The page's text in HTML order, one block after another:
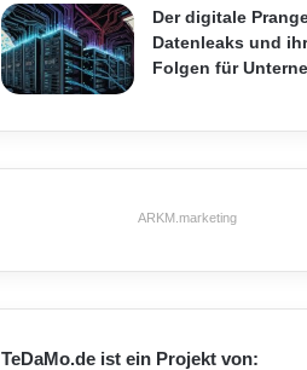
Der digitale
Datenleaks und
Folgen für
ARKM.marketing
TeDaMo.de ist ein Projekt von: